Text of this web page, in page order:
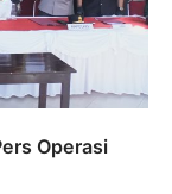
Operasi